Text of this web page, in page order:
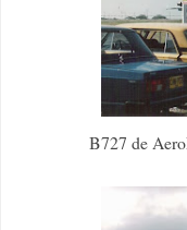
B727 de